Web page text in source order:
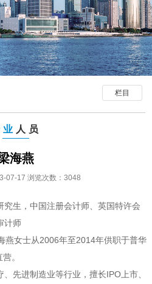
栏目
人员
海燕
07-17 浏览次数：3048
生，中国注册会计师、英国特许会
计师
燕女士从2006年至2014年供职于普华
。
先进制造业等行业，擅长IPO上市、